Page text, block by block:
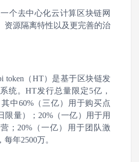
个去中心化云计算区块链网
资源隔离特性以及更完善的治
token（HT）是基于区块链发
统。HT发行总量限定5亿，
中60%（三亿）用于购买点
限量）；20%（一亿）用于用
；20%（一亿）用于团队激
年2500万。